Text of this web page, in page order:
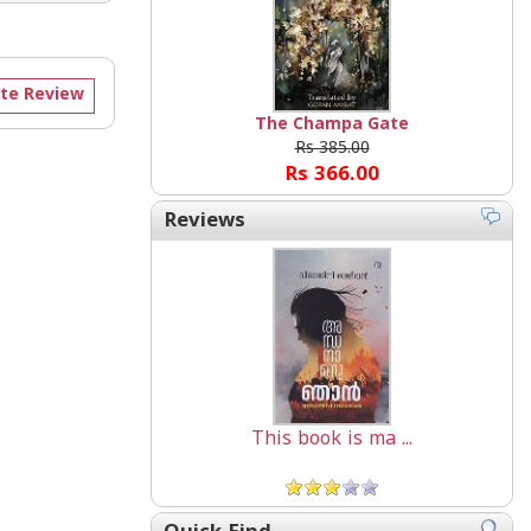
Review
The Champa Gate
Rs 385.00
Rs 366.00
Reviews
This book is ma ...